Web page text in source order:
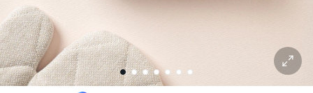
1 2 3 4 5 6 7
확대 보기